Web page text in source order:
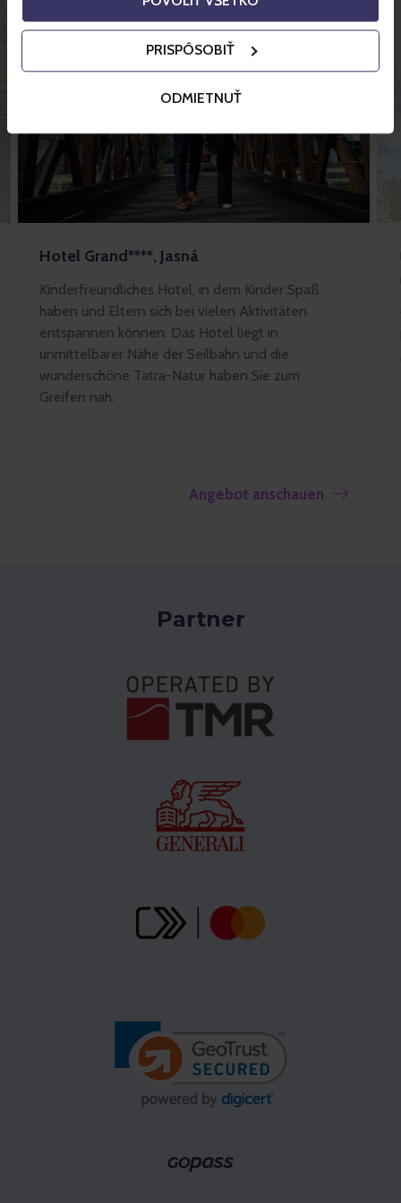
PRISPÔSOBIŤ
ODMIETNUŤ
Hotel Grand****, Jasná
Kinderfreundliches Hotel, in dem Kinder Spaß
haben und Eltern sich bei vielen Aktivitäten
entspannen können. Das Hotel liegt in
unmittelbarer Nähe der Seilbahn und die
wunderschöne Tatra-Natur haben Sie zum
Greifen nah.
Angebot anschauen
Partner